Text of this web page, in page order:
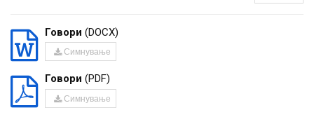
Говори (DOCX)
Симнување
Говори (PDF)
Симнување